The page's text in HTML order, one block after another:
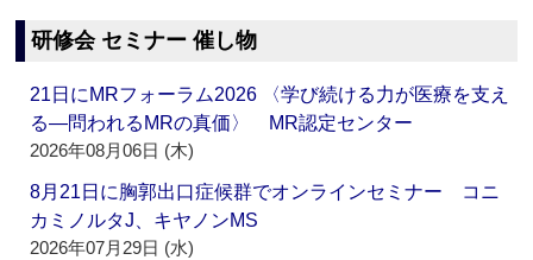
研修会 セミナー 催し物
21日にMRフォーラム2026 〈学び続ける力が医療を支え
る―問われるMRの真価〉 MR認定センター
2026年08月06日 (木)
8月21日に胸郭出口症候群でオンラインセミナー コニ
カミノルタJ、キヤノンMS
2026年07月29日 (水)